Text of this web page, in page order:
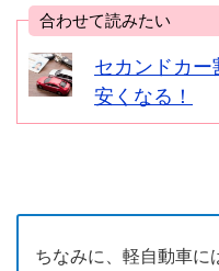
合わせて読みたい
セカンドカ
安くなる！
ちなみに、軽自動車に